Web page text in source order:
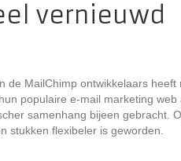
vernieuwd
de MailChimp ontwikkelaars
populaire e-mail marketing
samenhang bijeen gebracht.
stukken flexibeler is geworden.